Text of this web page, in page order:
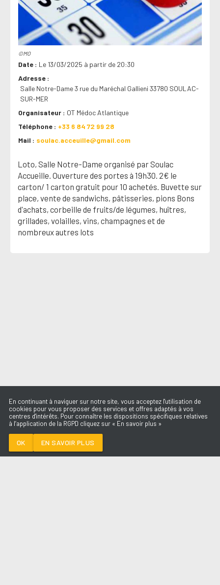
©MO
Date
Le 13/03/2025 à partir de 20:30
Adresse
Salle Notre-Dame 3 rue du Maréchal Gallieni 33780 SOULAC-
SUR-MER
Organisateur
OT Médoc Atlantique
Téléphone
+33 6 84 72 99 28
Mail
soulac.acceuille@gmail.com
Loto, Salle Notre-Dame organisé par Soulac
Accueille. Ouverture des portes à 19h30. 2€ le
carton/ 1 carton gratuit pour 10 achetés. Buvette sur
place, vente de sandwichs, pâtisseries, pions Bons
d'achats, corbeille de fruits/de légumes, huîtres,
grillades, volailles, vins, champagnes et de
nombreux autres lots
En continuant à naviguer sur notre site, vous acceptez l'utilisation de
cookies pour vous proposer des services et offres adaptés à vos
centres d'intérêts. Pour connaître les dispositions spécifiques relatives
à l’application de la RGPD cliquez sur « En savoir plus »
OK EN SAVOIR PLUS